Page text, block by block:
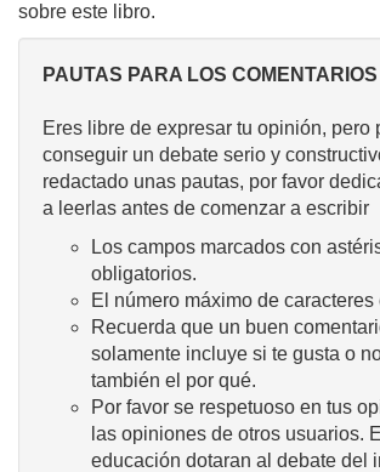
sobre este libro.
PAUTAS PARA LOS COMENTARIOS
Eres libre de expresar tu opinión, pero
conseguir un debate serio y
redactado unas pautas, por favor
a leerlas antes de comenzar a escribir
Los campos marcados con
obligatorios.
El número máximo de caracteres
Recuerda que un buen
solamente incluye si te gusta o
también el por qué.
Por favor se respetuoso en tus
las opiniones de otros usuarios.
educación dotaran al debate del